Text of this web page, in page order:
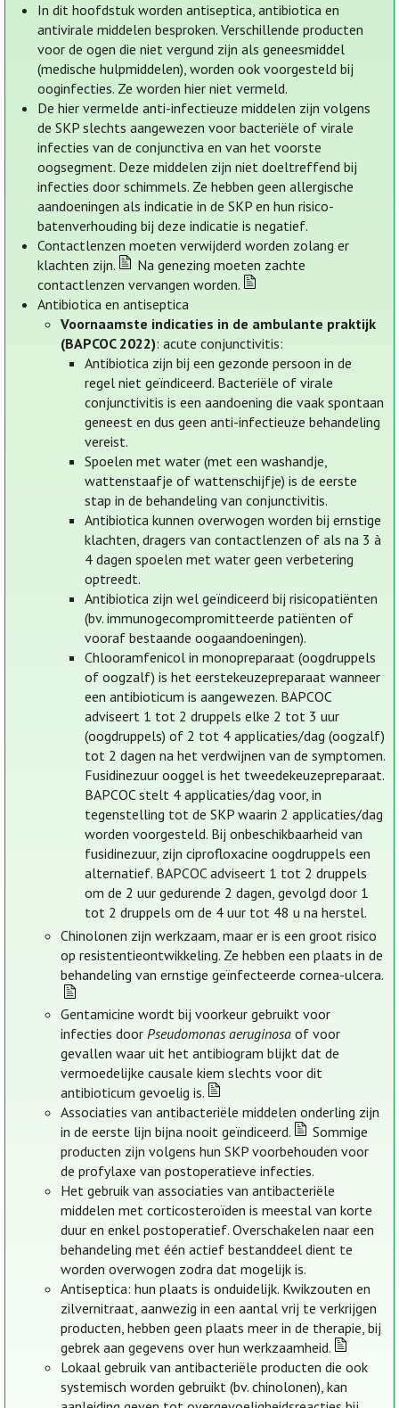
In dit hoofdstuk worden antiseptica, antibiotica en
antivirale middelen besproken. Verschillende producten
voor de ogen die niet vergund zijn als geneesmiddel
(medische hulpmiddelen), worden ook voorgesteld bij
ooginfecties. Ze worden hier niet vermeld.
De hier vermelde anti-infectieuze middelen zijn volgens
de SKP slechts aangewezen voor bacteriële of virale
infecties van de conjunctiva en van het voorste
oogsegment. Deze middelen zijn niet doeltreffend bij
infecties door schimmels. Ze hebben geen allergische
aandoeningen als indicatie in de SKP en hun risico-
batenverhouding bij deze indicatie is negatief.
Contactlenzen moeten verwijderd worden zolang er
klachten zijn.
Na genezing moeten zachte
contactlenzen vervangen worden.
Antibiotica en antiseptica
Voornaamste indicaties in de ambulante praktijk
(BAPCOC 2022): acute conjunctivitis:
Antibiotica zijn bij een gezonde persoon in de
regel niet geïndiceerd. Bacteriële of virale
conjunctivitis is een aandoening die vaak spontaan
geneest en dus geen anti-infectieuze behandeling
vereist.
Spoelen met water (met een washandje,
wattenstaafje of wattenschijfje) is de eerste
stap in de behandeling van conjunctivitis.
Antibiotica kunnen overwogen worden bij ernstige
klachten, dragers van contactlenzen of als na 3 à
4 dagen spoelen met water geen verbetering
optreedt.
Antibiotica zijn wel geïndiceerd bij risicopatiënten
(bv. immunogecompromitteerde patiënten of
vooraf bestaande oogaandoeningen).
Chlooramfenicol in monopreparaat (oogdruppels
of oogzalf) is het eerstekeuzepreparaat wanneer
een antibioticum is aangewezen. BAPCOC
adviseert 1 tot 2 druppels elke 2 tot 3 uur
(oogdruppels) of 2 tot 4 applicaties/dag (oogzalf)
tot 2 dagen na het verdwijnen van de symptomen.
Fusidinezuur ooggel is het tweedekeuzepreparaat.
BAPCOC stelt 4 applicaties/dag voor, in
tegenstelling tot de SKP waarin 2 applicaties/dag
worden voorgesteld. Bij onbeschikbaarheid van
fusidinezuur, zijn ciprofloxacine oogdruppels een
alternatief. BAPCOC adviseert 1 tot 2 druppels
om de 2 uur gedurende 2 dagen, gevolgd door 1
tot 2 druppels om de 4 uur tot 48 u na herstel.
Chinolonen zijn werkzaam, maar er is een groot risico
op resistentieontwikkeling. Ze hebben een plaats in de
behandeling van ernstige geïnfecteerde cornea-ulcera.
Gentamicine wordt bij voorkeur gebruikt voor
infecties doorPseudomonas aeruginosa of voor
gevallen waar uit het antibiogram blijkt dat de
vermoedelijke causale kiem slechts voor dit
antibioticum gevoelig is.
Associaties van antibacteriële middelen onderling zijn
in de eerste lijn bijna nooit geïndiceerd.
Sommige
producten zijn volgens hun SKP voorbehouden voor
de profylaxe van postoperatieve infecties.
Het gebruik van associaties van antibacteriële
middelen met corticosteroïden is meestal van korte
duur en enkel postoperatief. Overschakelen naar een
behandeling met één actief bestanddeel dient te
worden overwogen zodra dat mogelijk is.
Antiseptica: hun plaats is onduidelijk. Kwikzouten en
zilvernitraat, aanwezig in een aantal vrij te verkrijgen
producten, hebben geen plaats meer in de therapie, bij
gebrek aan gegevens over hun werkzaamheid.
Lokaal gebruik van antibacteriële producten die ook
systemisch worden gebruikt (bv. chinolonen), kan